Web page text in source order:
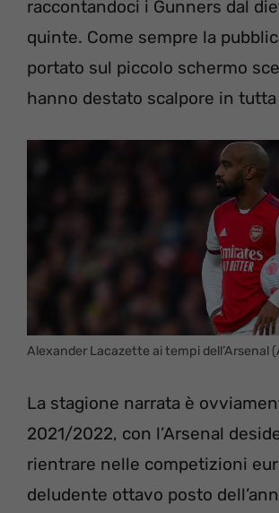
raccontandoci i Gunners dal
quinte. Come sempre la
portato sul piccolo schermo
hanno destato scalpore in tutta
Alexander Lacazette ai tempi dell’Arsenal
La stagione narrata è
2021/2022, con l’Arsenal
rientrare nelle competizioni
deludente ottavo posto